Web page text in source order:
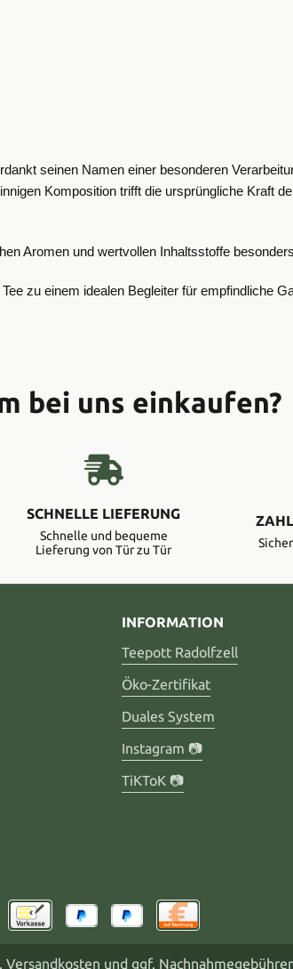
seinen Namen einer besonderen
Komposition trifft die ursprüngliche Kraft
Aromen und wertvollen Inhaltsstoffe
zu einem idealen Begleiter für empfindliche
bei uns einkaufen?
SCHNELLE LIEFERUNG
Schnelle und bequeme
Lieferung von Tür zu Tür
INFORMATION
Teepott Radolfzell
Öko-Zertifikat
Duales System
Instagram 📷
TiKToK 📷
Versandkosten und ggf.